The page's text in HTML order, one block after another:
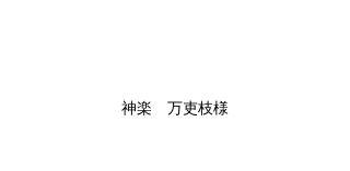
神楽　万吏枝様